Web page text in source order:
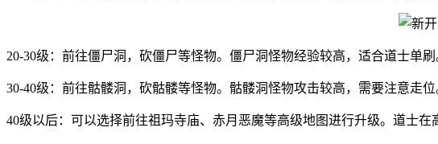
20-30级：前往僵尸洞，砍僵尸等怪物。僵尸洞怪物经验较高，适合道士单刷
30-40级：前往骷髅洞，砍骷髅等怪物。骷髅洞怪物攻击较高，需要注意走位
40级以后：可以选择前往祖玛寺庙、赤月恶魔等高级地图进行升级。道士在